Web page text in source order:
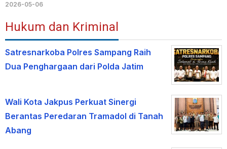
2026-05-06
Hukum dan Kriminal
Satresnarkoba Polres Sampang Raih
Dua Penghargaan dari Polda Jatim
Wali Kota Jakpus Perkuat Sinergi
Berantas Peredaran Tramadol di Tanah
Abang